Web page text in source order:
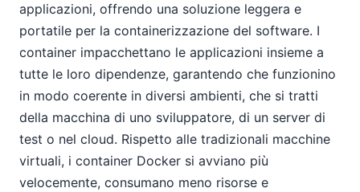
applicazioni, offrendo una soluzione leggera e
portatile per la containerizzazione del software. I
container impacchettano le applicazioni insieme a
tutte le loro dipendenze, garantendo che funzionino
in modo coerente in diversi ambienti, che si tratti
della macchina di uno sviluppatore, di un server di
test o nel cloud. Rispetto alle tradizionali macchine
virtuali, i container Docker si avviano più
velocemente, consumano meno risorse e